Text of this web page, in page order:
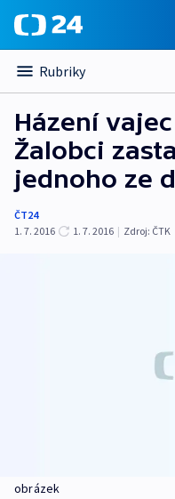
Rubriky
Házení
Žalobci
jednoho ze
ČT24
1. 7. 2016
1. 7. 2016 | Zdroj: ČTK
obrázek